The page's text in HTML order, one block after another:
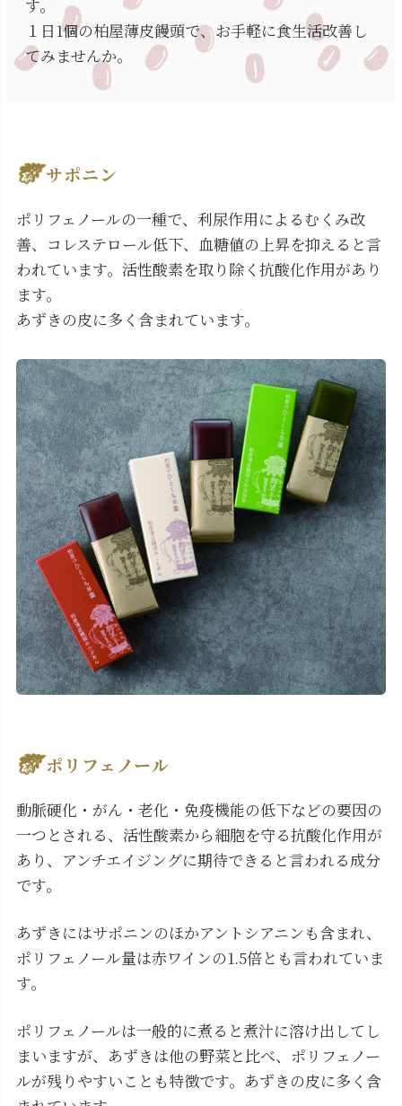
す。
１日1個の柏屋薄皮饅頭で、お手軽に食生活改善し
てみませんか。
サポニン
ポリフェノールの一種で、利尿作用によるむくみ改
善、コレステロール低下、血糖値の上昇を抑えると言
われています。活性酸素を取り除く抗酸化作用があり
ます。
あずきの皮に多く含まれています。
ポリフェノール
動脈硬化・がん・老化・免疫機能の低下などの要因の
一つとされる、活性酸素から細胞を守る抗酸化作用が
あり、アンチエイジングに期待できると言われる成分
です。
あずきにはサポニンのほかアントシアニンも含まれ、
ポリフェノール量は赤ワインの1.5倍とも言われていま
す。
ポリフェノールは一般的に煮ると煮汁に溶け出してし
まいますが、あずきは他の野菜と比べ、ポリフェノー
ルが残りやすいことも特徴です。あずきの皮に多く含